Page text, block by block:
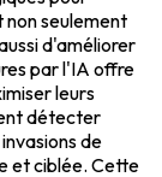
seulement
d'améliorer
par l'IA offre
leurs
détecter
de
et ciblée. Cette